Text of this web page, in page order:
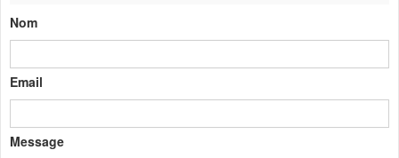
Nom
Email
Message